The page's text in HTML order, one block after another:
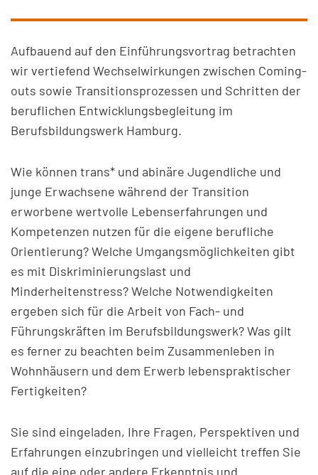
Aufbauend auf den Einführungsvortrag betrachten
wir vertiefend Wechselwirkungen zwischen Coming-
outs sowie Transitionsprozessen und Schritten der
beruflichen Entwicklungsbegleitung im
Berufsbildungswerk Hamburg.
Wie können trans* und abinäre Jugendliche und
junge Erwachsene während der Transition
erworbene wertvolle Lebenserfahrungen und
Kompetenzen nutzen für die eigene berufliche
Orientierung? Welche Umgangsmöglichkeiten gibt
es mit Diskriminierungslast und
Minderheitenstress? Welche Notwendigkeiten
ergeben sich für die Arbeit von Fach- und
Führungskräften im Berufsbildungswerk? Was gilt
es ferner zu beachten beim Zusammenleben in
Wohnhäusern und dem Erwerb lebenspraktischer
Fertigkeiten?
Sie sind eingeladen, Ihre Fragen, Perspektiven und
Erfahrungen einzubringen und vielleicht treffen Sie
auf die eine oder andere Erkenntnis und